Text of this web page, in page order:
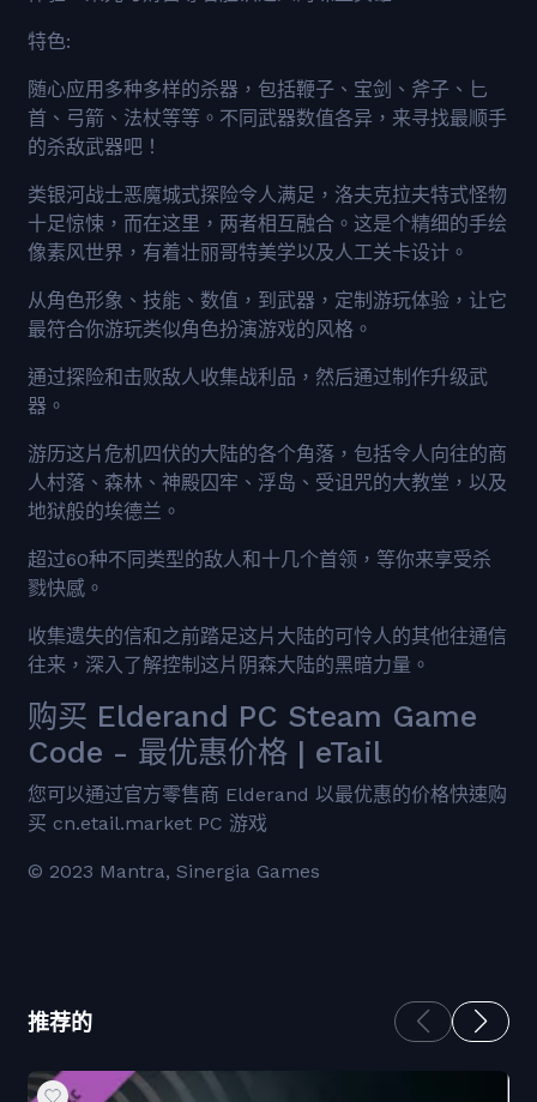
特色:
随心应用多种多样的杀器，包括鞭子、宝剑、斧子、匕
首、弓箭、法杖等等。不同武器数值各异，来寻找最顺手
的杀敌武器吧！
类银河战士恶魔城式探险令人满足，洛夫克拉夫特式怪物
十足惊悚，而在这里，两者相互融合。这是个精细的手绘
像素风世界，有着壮丽哥特美学以及人工关卡设计。
从角色形象、技能、数值，到武器，定制游玩体验，让它
最符合你游玩类似角色扮演游戏的风格。
通过探险和击败敌人收集战利品，然后通过制作升级武
器。
游历这片危机四伏的大陆的各个角落，包括令人向往的商
人村落、森林、神殿囚牢、浮岛、受诅咒的大教堂，以及
地狱般的埃德兰。
超过60种不同类型的敌人和十几个首领，等你来享受杀
戮快感。
收集遗失的信和之前踏足这片大陆的可怜人的其他往通信
往来，深入了解控制这片阴森大陆的黑暗力量。
购买 Elderand PC Steam Game
Code - 最优惠价格 | eTail
您可以通过官方零售商 Elderand 以最优惠的价格快速购
买 cn.etail.market PC 游戏
© 2023 Mantra, Sinergia Games
推荐的